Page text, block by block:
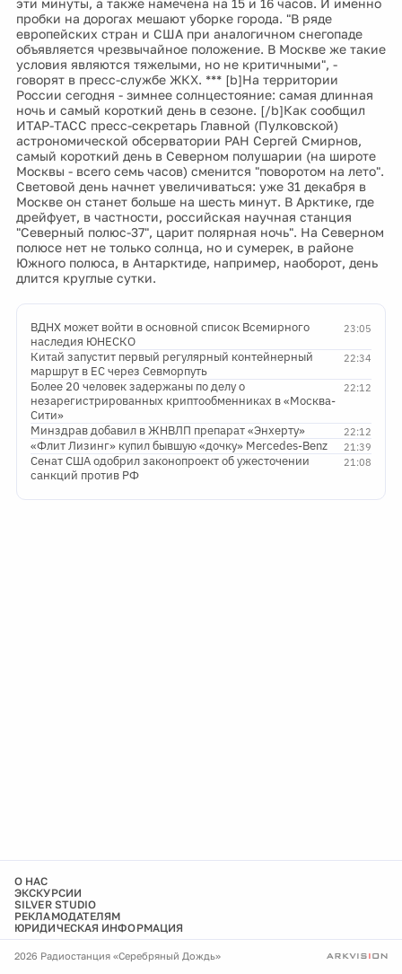
эти минуты, а также намечена на 15 и 16 часов. И именно
пробки на дорогах мешают уборке города. "В ряде
европейских стран и США при аналогичном снегопаде
объявляется чрезвычайное положение. В Москве же такие
условия являются тяжелыми, но не критичными", -
говорят в пресс-службе ЖКХ. *** [b]На территории
России сегодня - зимнее солнцестояние: самая длинная
ночь и самый короткий день в сезоне. [/b]Как сообщил
ИТАР-ТАСС пресс-секретарь Главной (Пулковской)
астрономической обсерватории РАН Сергей Смирнов,
самый короткий день в Северном полушарии (на широте
Москвы - всего семь часов) сменится "поворотом на лето".
Световой день начнет увеличиваться: уже 31 декабря в
Москве он станет больше на шесть минут. В Арктике, где
дрейфует, в частности, российская научная станция
"Северный полюс-37", царит полярная ночь". На Северном
полюсе нет не только солнца, но и сумерек, в районе
Южного полюса, в Антарктиде, например, наоборот, день
длится круглые сутки.
23:05
ВДНХ может войти в основной список Всемирного
наследия ЮНЕСКО
22:34
Китай запустит первый регулярный контейнерный
маршрут в ЕС через Севморпуть
22:12
Более 20 человек задержаны по делу о
незарегистрированных криптообменниках в «Москва-
Сити»
22:12
Минздрав добавил в ЖНВЛП препарат «Энхерту»
21:39
«Флит Лизинг» купил бывшую «дочку» Mercedes-Benz
21:08
Сенат США одобрил законопроект об ужесточении
санкций против РФ
О НАС
ЭКСКУРСИИ
SILVER STUDIO
РЕКЛАМОДАТЕЛЯМ
ЮРИДИЧЕСКАЯ ИНФОРМАЦИЯ
2026 Радиостанция «Серебряный Дождь»